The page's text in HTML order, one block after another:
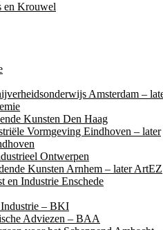
en Krouwel
Amsterdam –
Kunsten Den Haag
Vormgeving Eindhoven – later
Ontwerpen
Kunsten Arnhem – later ArtEZ
en Industrie Enschede
– BKI
Adviezen – BAA